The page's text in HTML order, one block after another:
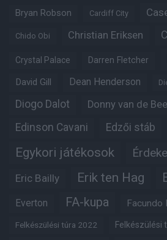
Bryan Robson Cardiff City
Chido Obi Christian Eriksen
Crystal Palace Darren Fletcher
David Gill Dean Henderson
Diogo Dalot Donny van de
Edinson Cavani Edzői stáb
Egykori játékosok
Eric Bailly Erik ten Hag
Everton FA-kupa Facundo
Felkészülési túra 2022 Felkészülési